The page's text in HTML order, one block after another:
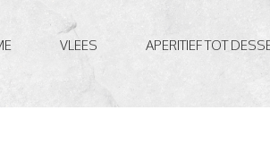
VLEES APERITIEF TOT